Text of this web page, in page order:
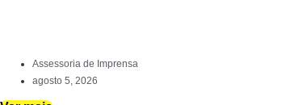
Assessoria de Imprensa
agosto 5, 2026